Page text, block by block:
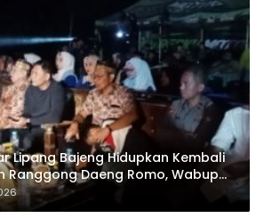
Lipang Bajeng Hidupkan Kembali
Ranggong Daeng Romo, Wabup
Bahwa Sejarah Adalah Warisan